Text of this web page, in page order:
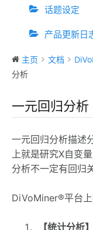
话题设定
产品更新日
主页 文档
分析
一元回归分析
一元回归分析描述
上就是研究X自变
分析不一定有回归
DiVoMiner®平台上
【统计分析